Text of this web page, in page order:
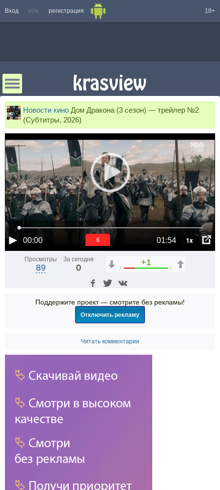
Вход или регистрация 18+
Новости кино Дом Дракона (3 сезон) — трейлер №2
(Субтитры, 2026)
00:00 01:54 1x
5
Просмотры
89
За сегодня
0
+1
1 2
Поддержите проект — смотрите без рекламы!
Отключить рекламу
Читать комментарии